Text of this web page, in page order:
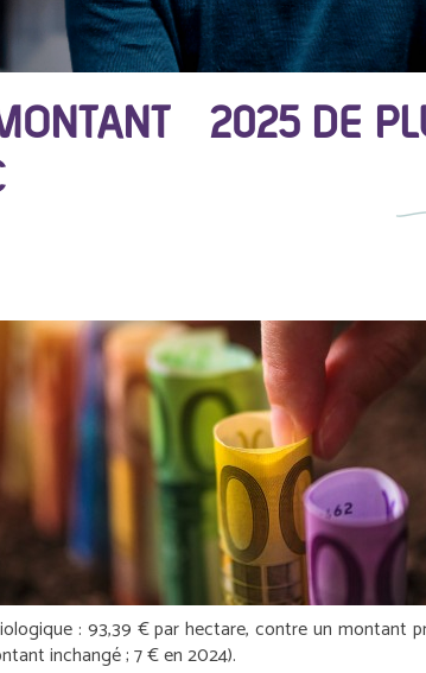
2025 DE
: 93,39 € par hectare, contre un montant
inchangé ; 7 € en 2024).